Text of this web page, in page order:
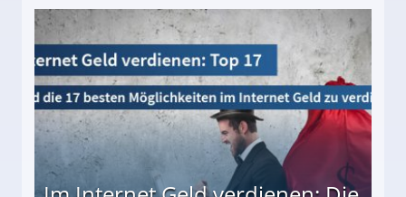
besten Möglichkeiten